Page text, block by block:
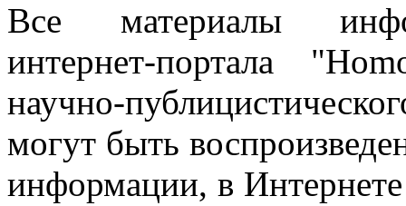
Все материалы
интернет-портала
научно-
могут быть
информации, в